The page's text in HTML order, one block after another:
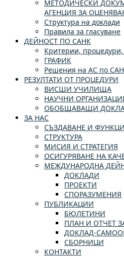
МЕТОДИЧЕСКИ
АГЕНЦИЯ ЗА
Структура на доклади
Правила за гласуване
ДЕЙНОСТ ПО САНК
Критерии,
ГРАФИК
Решения на АС по
РЕЗУЛТАТИ ОТ ПРОЦЕДУРИ
ВИСШИ УЧИЛИЩА
НАУЧНИ
ОБОБЩАВАЩИ
ЗА НАС
СЪЗДАВАНЕ И
СТРУКТУРА
МИСИЯ И СТРАТЕГИЯ
ОСИГУРЯВАНЕ НА
МЕЖДУНАРОДНА
ДОКЛАДИ
ПРОЕКТИ
СПОРАЗУМЕНИЯ
ПУБЛИКАЦИИ
БЮЛЕТИНИ
ПЛАН И ОТЧЕТ
ДОКЛАД-
СБОРНИЦИ
КОНТАКТИ